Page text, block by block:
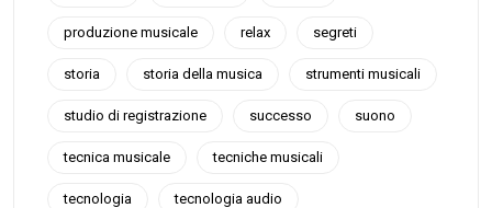
produzione musicale relax segreti
storia storia della musica strumenti musicali
studio di registrazione successo suono
tecnica musicale tecniche musicali
tecnologia tecnologia audio